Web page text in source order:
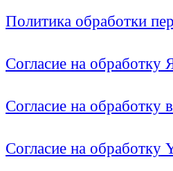
Политика обработки
Согласие на обработку
Согласие на
Согласие на обработку